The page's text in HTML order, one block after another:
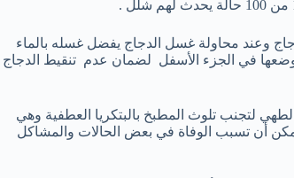
وعند محاولة غسل الدجاج يفضل غسله بالماء
وضعها في الجزء الأسفل لضمان عدم تنقيط الدجاج
لتجنب تلوث المطبخ بالبتكريا العطفية وهي
يمكن أن تسبب الوفاة في بعض الحالات والمشاكل